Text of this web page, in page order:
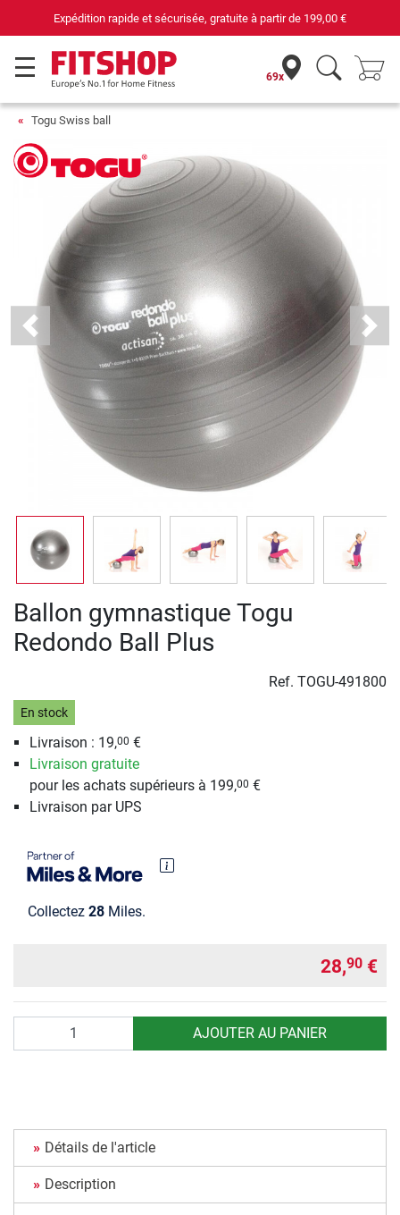
Expédition rapide et sécurisée, gratuite à partir de 199,00 €
69x
Togu Swiss ball
Previous Next
Ballon gymnastique Togu
Redondo Ball Plus
Ref. TOGU-491800
En stock
Livraison : 19,00 €
Livraison gratuite
pour les achats supérieurs à 199,00 €
Livraison par UPS
Collectez 28 Miles.
28,90 €
AJOUTER AU PANIER
Détails de l'article
Description